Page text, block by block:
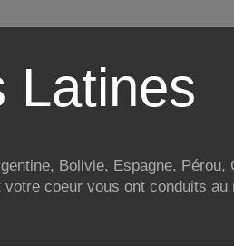
Latines
Bolivie, Espagne, Pérou,
coeur vous ont conduits au